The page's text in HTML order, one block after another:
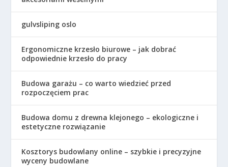
gulvsliping oslo
Ergonomiczne krzesło biurowe – jak dobrać
odpowiednie krzesło do pracy
Budowa garażu – co warto wiedzieć przed
rozpoczęciem prac
Budowa domu z drewna klejonego – ekologiczne i
estetyczne rozwiązanie
Kosztorys budowlany online – szybkie i precyzyjne
wyceny budowlane